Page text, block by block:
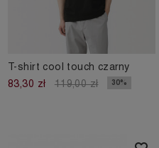
T-shirt cool touch czarny
83,30 zł
119,00 zł 30%